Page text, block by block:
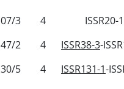
07/3 4
ISSR20-1
47/2 4 ISSR38-3-
30/5 4 ISSR131-1-